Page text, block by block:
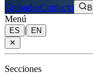
GrabadosContacto
Menú
ES |
EN
✕
Secciones